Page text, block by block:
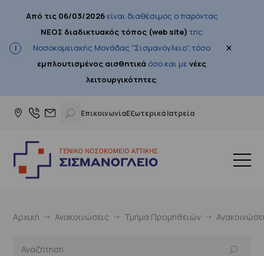
Από τις 06/03/2026είναι διαθέσιμος ο παρόντας
ΝΕΟΣ διαδικτυακός τόπος (web site) της
Νοσοκομειακής Μονάδας "Σισμανόγλειο", τόσο
εμπλουτισμένος αισθητικά όσο και μενέες
λειτουργικότητες.
×
ΕπικοινωνίαΕξωτερικά Ιατρεία
Αρχική Ανακοινώσεις Τμήμα Προμηθειών